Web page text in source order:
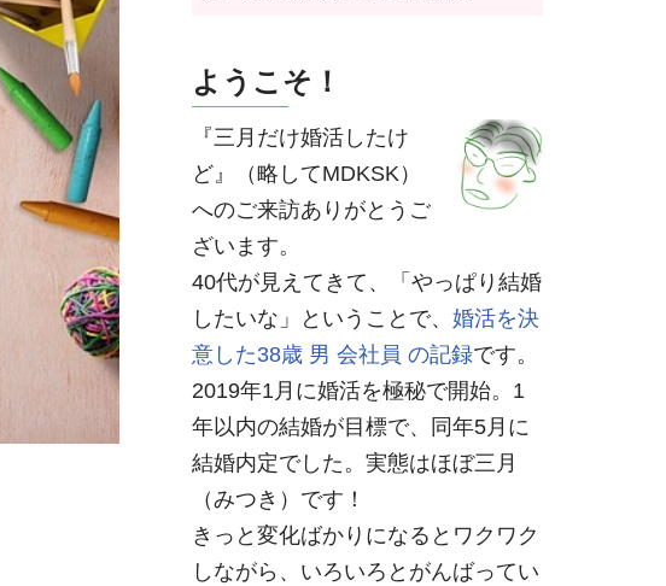
ようこそ！
『三月だけ婚活したけ
ど』（略してMDKSK）
へのご来訪ありがとうご
ざいます。
40代が見えてきて、「やっぱり結婚
したいな」ということで、 婚活を決
意した38歳 男 会社員 の記録です。
2019年1月に婚活を極秘で開始。1
年以内の結婚が目標で、同年5月に
結婚内定でした。実態はほぼ三月
（みつき）です！
きっと変化ばかりになるとワクワク
しながら、いろいろとがんばってい